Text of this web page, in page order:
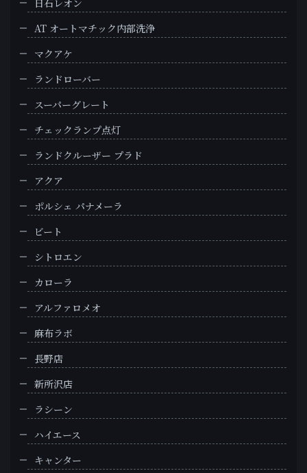
AT オートマチック内部洗浄
マクアケ
ランドローバー
スーパーグレート
チェックランプ点灯
ランドクルーザー プラド
アクア
ポルシェ パナメーラ
ビート
シトロエン
カローラ
アルファロメオ
麻布ラボ
長野店
新所沢店
ラシーン
ハイエース
キャンター